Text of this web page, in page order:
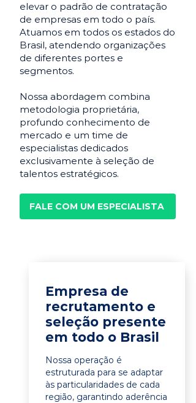
elevar o padrão de contratação
de empresas em todo o país.
Atuamos em todos os estados do
Brasil, atendendo organizações
de diferentes portes e
segmentos.
Nossa abordagem combina
metodologia proprietária,
profundo conhecimento de
mercado e um time de
especialistas dedicados
exclusivamente à seleção de
talentos estratégicos.
FALE COM UM ESPECIALISTA
Empresa de
recrutamento e
seleção presente
em todo o Brasil
Nossa operação é
estruturada para se adaptar
às particularidades de cada
região, garantindo aderência